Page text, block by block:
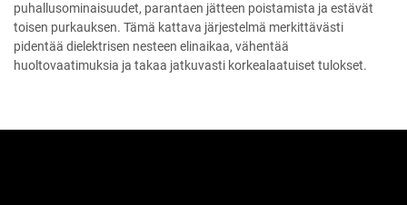
puhallusominaisuudet, parantaen jätteen poistamista ja estävät
toisen purkauksen. Tämä kattava järjestelmä merkittävästi
pidentää dielektrisen nesteen elinaikaa, vähentää
huoltovaatimuksia ja takaa jatkuvasti korkealaatuiset tulokset.